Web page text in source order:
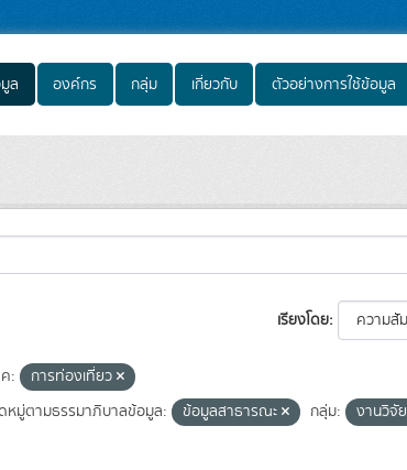
ล องค์กร กลุ่ม เกี่ยวกับ ตัวอย่างการใช้ข้อมูล
เรียงโดย
:
การท่องเที่ยว
หมู่ตามธรรมาภิบาลข้อมูล: ข้อมูลสาธารณะ กลุ่ม: งานวิจัย